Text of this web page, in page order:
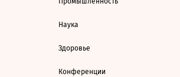
Наука
Здоровье
Конференции